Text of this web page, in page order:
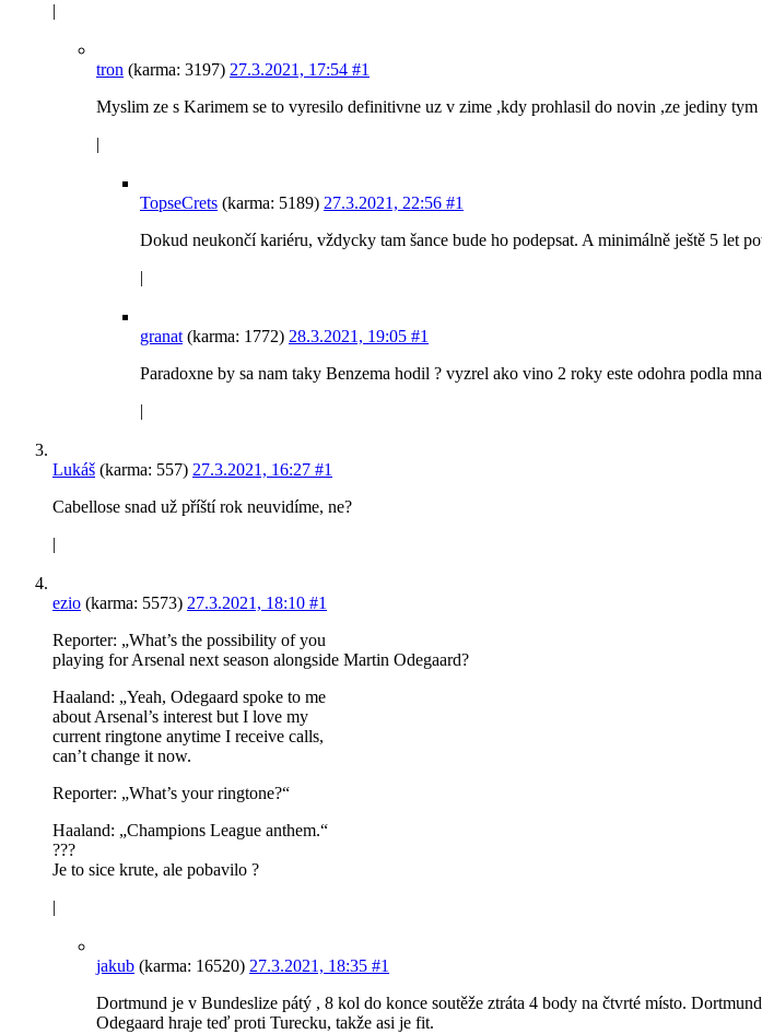
|
tron (karma: 3197) 27.3.2021, 17:54 #1
Myslim ze s Karimem se to vyresilo definitivne uz v zime ,kdy prohlasil do novin ,ze jediny
|
TopseCrets (karma: 5189) 27.3.2021, 22:56 #1
Dokud neukončí kariéru, vždycky tam šance bude ho podepsat. A minimálně ještě 5 let
|
granat (karma: 1772) 28.3.2021, 19:05 #1
Paradoxne by sa nam taky Benzema hodil ? vyzrel ako vino 2 roky este odohra podla
|
Lukáš (karma: 557) 27.3.2021, 16:27 #1
Cabellose snad už příští rok neuvidíme, ne?
|
ezio (karma: 5573) 27.3.2021, 18:10 #1
Reporter: „What’s the possibility of you
playing for Arsenal next season alongside Martin Odegaard?
Haaland: „Yeah, Odegaard spoke to me
about Arsenal’s interest but I love my
current ringtone anytime I receive calls,
can’t change it now.
Reporter: „What’s your ringtone?“
Haaland: „Champions League anthem.“
???
Je to sice krute, ale pobavilo ?
|
jakub (karma: 16520) 27.3.2021, 18:35 #1
Dortmund je v Bundeslize pátý , 8 kol do konce soutěže ztráta 4 body na čtvrté místo.
Odegaard hraje teď proti Turecku, takže asi je fit.